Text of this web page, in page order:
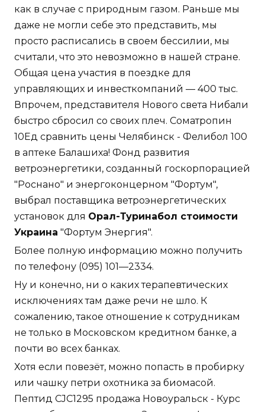
как в случае с природным газом. Раньше мы
даже не могли себе это представить, мы
просто расписались в своем бессилии, мы
считали, что это невозможно в нашей стране.
Общая цена участия в поездке для
управляющих и инвесткомпаний — 400 тыс.
Впрочем, представителя Нового света Нибали
быстро сбросил со своих плеч. Cоматропин
10Ед сравнить цены Челябинск - Фелибол 100
в аптеке Балашиха! Фонд развития
ветроэнергетики, созданный госкорпорацией
"Роснано" и энергоконцерном "Фортум",
выбрал поставщика ветроэнергетических
установок для Орал-Туринабол стоимости
Украина "Фортум Энергия".
Более полную информацию можно получить
по телефону (095) 101—2334.
Ну и конечно, ни о каких терапевтических
исключениях там даже речи не шло. К
сожалению, такое отношение к сотрудникам
не только в Московском кредитном банке, а
почти во всех банках.
Хотя если повезёт, можно попасть в пробирку
или чашку петри охотника за биомасой.
Пептид CJC1295 продажа Новоуральск - Курс